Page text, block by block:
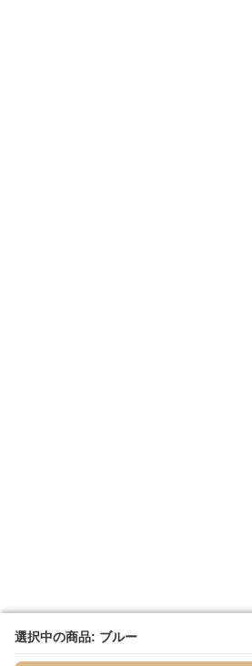
選択中の商品: ブルー
選択中の商品: ブルー